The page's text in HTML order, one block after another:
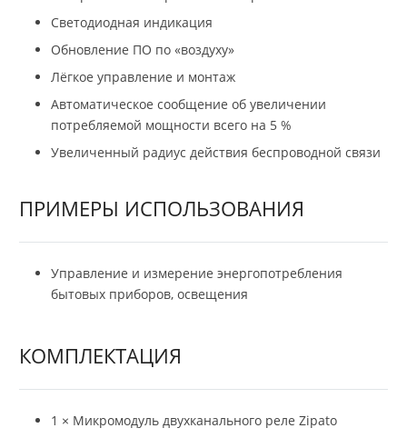
Светодиодная индикация
Обновление ПО по «воздуху»
Лёгкое управление и монтаж
Автоматическое сообщение об увеличении
потребляемой мощности всего на 5 %
Увеличенный радиус действия беспроводной связи
ПРИМЕРЫ ИСПОЛЬЗОВАНИЯ
Управление и измерение энергопотребления
бытовых приборов, освещения
КОМПЛЕКТАЦИЯ
1 × Микромодуль двухканального реле Zipato